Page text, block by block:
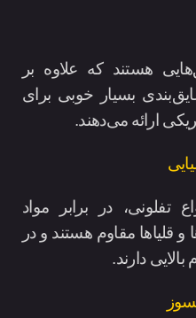
هستند که علاوه بر
بسیار خوبی برای
ارائه می‌دهند.
تفلونی، در برابر مواد
و قلیاها مقاوم هستند و در
دارند.